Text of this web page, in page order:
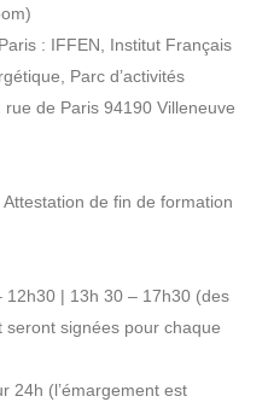
: IFFEN, Institut Français
Parc d’activités
de Paris 94190 Villeneuve
Attestation de fin de formation
12h30 | 13h 30 – 17h30 (des
seront signées pour chaque
24h (l’émargement est